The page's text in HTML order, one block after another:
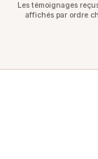
Les témoignages
affichés par ordre